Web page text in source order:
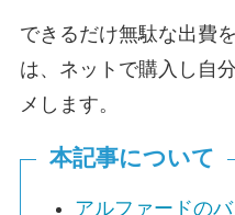
できるだけ無駄な出費
は、ネットで購入し自
メします。
本記事について
アルファードの